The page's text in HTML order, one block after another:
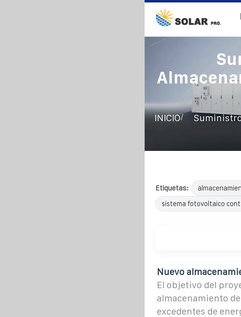
INICIO/
Etiquetas:
sistema fotovoltaico
Nuevo
El objetivo del
almacenamiento
excedentes de